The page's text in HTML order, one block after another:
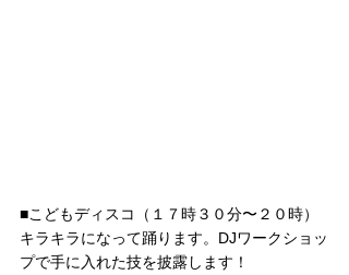
■こどもディスコ（１７時３０分〜２０時）
キラキラになって踊ります。DJワークショッ
プで手に入れた技を披露します！